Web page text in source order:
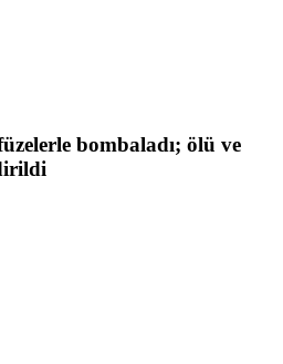
bombaladı; ölü ve